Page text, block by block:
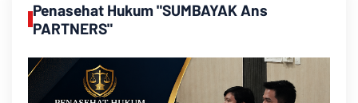
Penasehat Hukum "SUMBAYAK Ans
PARTNERS"